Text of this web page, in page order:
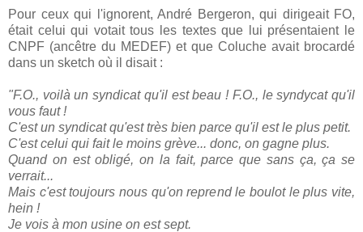
Pour ceux qui l'ignorent, André Bergeron, qui dirigeait FO,
était celui qui votait tous les textes que lui présentaient le
CNPF (ancêtre du MEDEF) et que Coluche avait brocardé
dans un sketch où il disait :
"F.O., voilà un syndicat qu'il est beau ! F.O., le syndycat qu'il
vous faut !
C'est un syndicat qu'est très bien parce qu'il est le plus petit.
C'est celui qui fait le moins grève... donc, on gagne plus.
Quand on est obligé, on la fait, parce que sans ça, ça se
verrait...
Mais c'est toujours nous qu'on reprend le boulot le plus vite,
hein !
Je vois à mon usine on est sept.